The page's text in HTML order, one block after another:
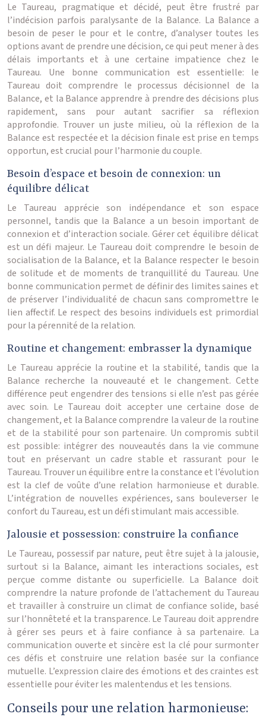
Le Taureau, pragmatique et décidé, peut être frustré par
l’indécision parfois paralysante de la Balance. La Balance a
besoin de peser le pour et le contre, d’analyser toutes les
options avant de prendre une décision, ce qui peut mener à des
délais importants et à une certaine impatience chez le
Taureau. Une bonne communication est essentielle: le
Taureau doit comprendre le processus décisionnel de la
Balance, et la Balance apprendre à prendre des décisions plus
rapidement, sans pour autant sacrifier sa réflexion
approfondie. Trouver un juste milieu, où la réflexion de la
Balance est respectée et la décision finale est prise en temps
opportun, est crucial pour l’harmonie du couple.
Besoin d’espace et besoin de connexion: un
équilibre délicat
Le Taureau apprécie son indépendance et son espace
personnel, tandis que la Balance a un besoin important de
connexion et d’interaction sociale. Gérer cet équilibre délicat
est un défi majeur. Le Taureau doit comprendre le besoin de
socialisation de la Balance, et la Balance respecter le besoin
de solitude et de moments de tranquillité du Taureau. Une
bonne communication permet de définir des limites saines et
de préserver l’individualité de chacun sans compromettre le
lien affectif. Le respect des besoins individuels est primordial
pour la pérennité de la relation.
Routine et changement: embrasser la dynamique
Le Taureau apprécie la routine et la stabilité, tandis que la
Balance recherche la nouveauté et le changement. Cette
différence peut engendrer des tensions si elle n’est pas gérée
avec soin. Le Taureau doit accepter une certaine dose de
changement, et la Balance comprendre la valeur de la routine
et de la stabilité pour son partenaire. Un compromis subtil
est possible: intégrer des nouveautés dans la vie commune
tout en préservant un cadre stable et rassurant pour le
Taureau. Trouver un équilibre entre la constance et l’évolution
est la clef de voûte d’une relation harmonieuse et durable.
L’intégration de nouvelles expériences, sans bouleverser le
confort du Taureau, est un défi stimulant mais accessible.
Jalousie et possession: construire la confiance
Le Taureau, possessif par nature, peut être sujet à la jalousie,
surtout si la Balance, aimant les interactions sociales, est
perçue comme distante ou superficielle. La Balance doit
comprendre la nature profonde de l’attachement du Taureau
et travailler à construire un climat de confiance solide, basé
sur l’honnêteté et la transparence. Le Taureau doit apprendre
à gérer ses peurs et à faire confiance à sa partenaire. La
communication ouverte et sincère est la clé pour surmonter
ces défis et construire une relation basée sur la confiance
mutuelle. L’expression claire des émotions et des craintes est
essentielle pour éviter les malentendus et les tensions.
Conseils pour une relation harmonieuse: